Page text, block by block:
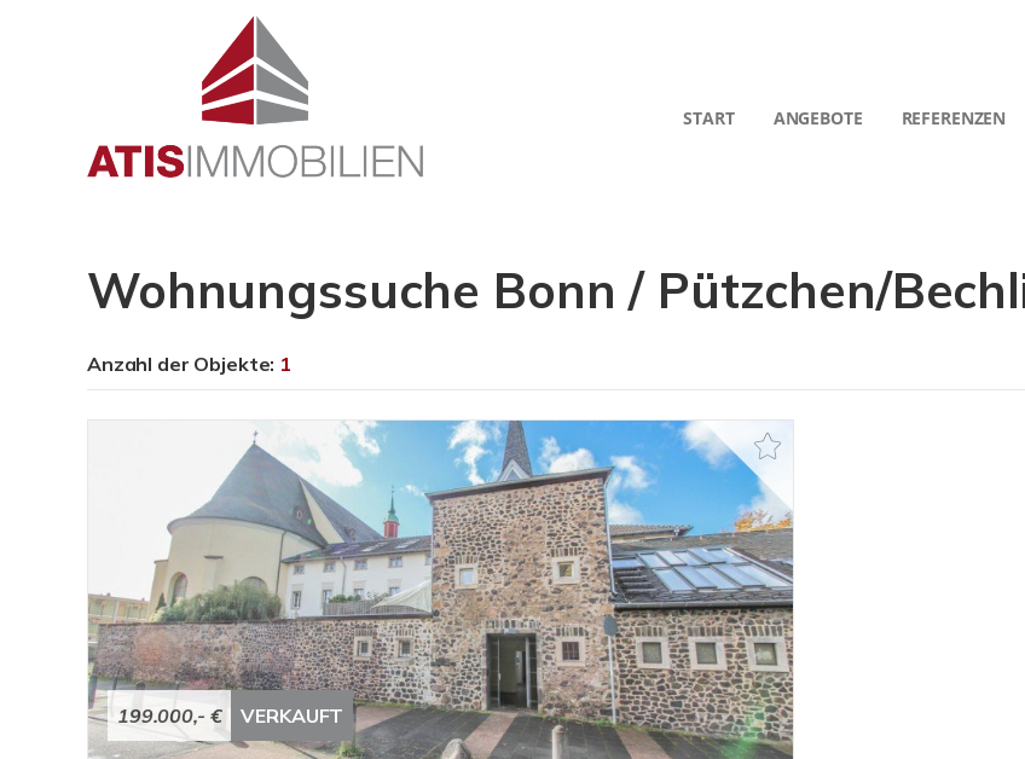
START ANGEBOTE REFERENZEN
Wohnungssuche Bonn / Pützchen/
Anzahl der Objekte: 1
199.000,- € VERKAUFT